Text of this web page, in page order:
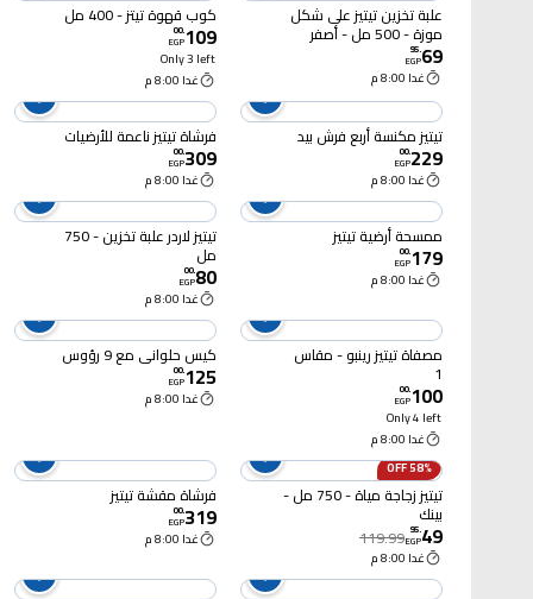
علبة تخزين تيتيز على شكل
موزة - 500 مل - أصفر
69
.
95
EGP
غدا 8:00 م
كوب قهوة تيتز - 400 مل
109
.
00
EGP
Only 3 left
غدا 8:00 م
تيتيز مكنسة أربع فرش بيد
229
.
00
EGP
غدا 8:00 م
فرشاة تيتيز ناعمة للأرضيات
309
.
00
EGP
غدا 8:00 م
ممسحة أرضية تيتيز
179
.
00
EGP
غدا 8:00 م
تيتيز لاردر علبة تخزين - 750
مل
80
.
00
EGP
غدا 8:00 م
مصفاة تيتيز رينبو - مقاس
1
100
.
00
EGP
Only 4 left
غدا 8:00 م
كيس حلواني مع 9 رؤوس
125
.
00
EGP
غدا 8:00 م
58% OFF
تيتيز زجاجة مياة - 750 مل -
بينك
49
.
95
EGP
119.99
غدا 8:00 م
فرشاة مقشة تيتيز
319
.
00
EGP
غدا 8:00 م